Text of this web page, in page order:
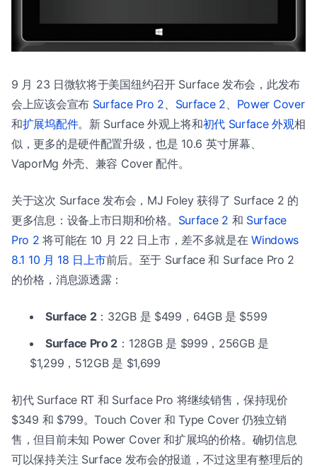
9 月 23 日微软将于美国纽约召开 Surface 发布会，此发布
会上应该会宣布 Surface Pro 2 Surface 2
Power Cover
和扩展坞配件。新 Surface 外观上将和初代 Surface 外观相
似，更多的是硬件配置升级，也是 10.6 英寸屏幕、
VaporMg 外壳、兼容 Cover 配件。
关于这次 Surface 发布会，MJ Foley 获得了 Surface 2 的
更多信息：设备上市日期和价格。 Surface 2 和 Surface
Pro 2 将可能在 10 月 22 日上市，差不多就是在Windows
8.1 10 月 18 日上市前后。至于 Surface 和 Surface Pro 2
的价格，消息源透露：
Surface 2：32GB 是 $499，64GB 是 $599
Surface Pro 2 ：128GB 是 $999，256GB 是
$1,299，512GB 是 $1,699
初代 Surface RT 和 Surface Pro 将继续销售，保持现价
$349 和 $799。Touch Cover 和 Type Cover 仍独立销
售，但目前未知 Power Cover 和扩展坞的价格。确切信息
可以保持关注 Surface 发布会的报道，不过这里有整理后的